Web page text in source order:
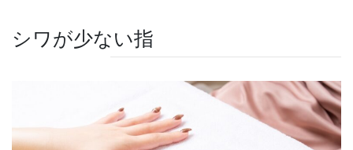
シワが少ない指